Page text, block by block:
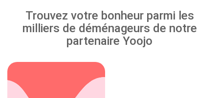
Trouvez votre bonheur parmi les
milliers de déménageurs de notre
partenaire Yoojo